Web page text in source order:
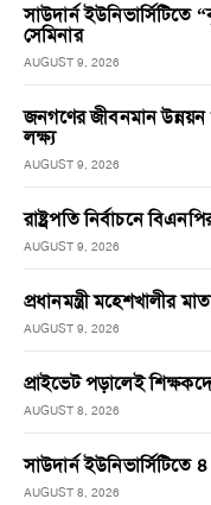
সাউদার্ন
সেমিনার
AUGUST 9, 2026
জনগণের জীবনমান
লক্ষ্য
AUGUST 9, 2026
রাষ্ট্রপতি নির্বাচনে
AUGUST 9, 2026
প্রধানমন্ত্রী মহেশখালীর
AUGUST 9, 2026
প্রাইভেট পড়ালেই
AUGUST 8, 2026
সাউদার্ন ইউনিভার্সিটিতে
AUGUST 8, 2026